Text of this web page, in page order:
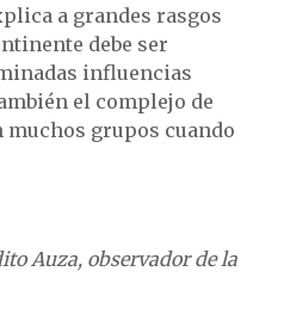
a grandes rasgos
debe ser
influencias
el complejo de
grupos cuando
Auza, observador de la